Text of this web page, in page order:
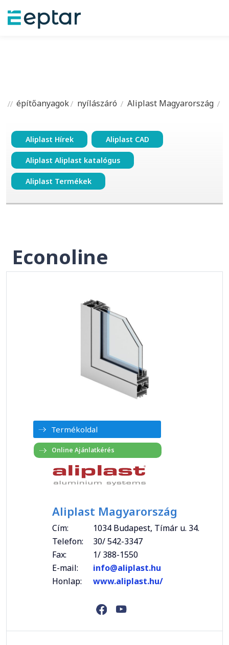
építőanyagok nyílászáró Aliplast Magyarország
Aliplast Hírek Aliplast CAD
Aliplast Aliplast katalógus
Aliplast Termékek
Econoline
Termékoldal
Aliplast Magyarország
Cím:
1034 Budapest, Tímár u. 34.
Telefon:
30/ 542-3347
Fax:
1/ 388-1550
E-mail:
info@aliplast.hu
Honlap:
www.aliplast.hu/